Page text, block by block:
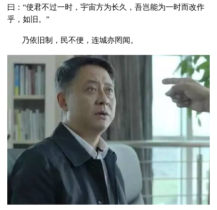
曰：“使君不过一时，宇宙方为长久，吾岂能为一时而改作
乎，如旧。”
乃依旧制，民不便，连城亦罔闻。